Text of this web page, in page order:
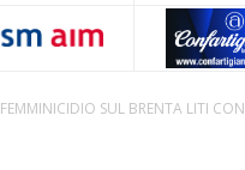
FEMMINICIDIO SUL BRENTA LITI